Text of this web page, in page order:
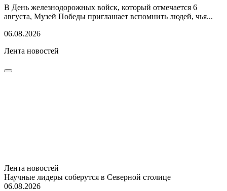
В День железнодорожных войск, который отмечается 6
августа, Музей Победы приглашает вспомнить людей, чья...
06.08.2026
Лента новостей
Лента новостей
Научные лидеры соберутся в Северной столице
06.08.2026